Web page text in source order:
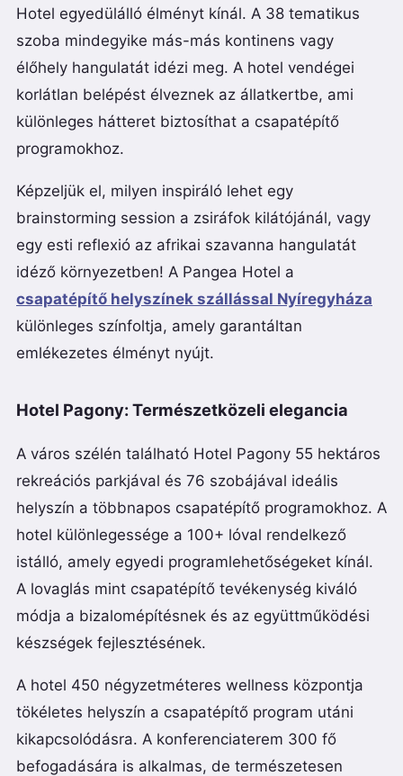
Hotel egyedülálló élményt kínál. A 38 tematikus
szoba mindegyike más-más kontinens vagy
élőhely hangulatát idézi meg. A hotel vendégei
korlátlan belépést élveznek az állatkertbe, ami
különleges hátteret biztosíthat a csapatépítő
programokhoz.
Képzeljük el, milyen inspiráló lehet egy
brainstorming session a zsiráfok kilátójánál, vagy
egy esti reflexió az afrikai szavanna hangulatát
idéző környezetben! A Pangea Hotel a
csapatépítő helyszínek szállással Nyíregyháza
különleges színfoltja, amely garantáltan
emlékezetes élményt nyújt.
Hotel Pagony: Természetközeli elegancia
A város szélén található Hotel Pagony 55 hektáros
rekreációs parkjával és 76 szobájával ideális
helyszín a többnapos csapatépítő programokhoz. A
hotel különlegessége a 100+ lóval rendelkező
istálló, amely egyedi programlehetőségeket kínál.
A lovaglás mint csapatépítő tevékenység kiváló
módja a bizalomépítésnek és az együttműködési
készségek fejlesztésének.
A hotel 450 négyzetméteres wellness központja
tökéletes helyszín a csapatépítő program utáni
kikapcsolódásra. A konferenciaterem 300 fő
befogadására is alkalmas, de természetesen